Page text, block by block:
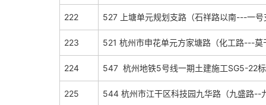
222 527 上塘单元规划支路（石祥路以南---一
223 521 杭州市申花单元方家塘路（化工路---莫
224 547 杭州地铁5号线一期土建施工SG5-22
225 544 杭州市江干区科技园九华路（九盛路--